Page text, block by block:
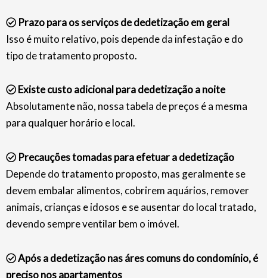
Prazo para os serviços de dedetização em geral
Isso é muito relativo, pois depende da infestação e do
tipo de tratamento proposto.
Existe custo adicional para dedetização a noite
Absolutamente não, nossa tabela de preços é a mesma
para qualquer horário e local.
Precauções tomadas para efetuar a dedetização
Depende do tratamento proposto, mas geralmente se
devem embalar alimentos, cobrirem aquários, remover
animais, crianças e idosos e se ausentar do local tratado,
devendo sempre ventilar bem o imóvel.
Após a dedetização nas áres comuns do condomínio, é
preciso nos apartamentos